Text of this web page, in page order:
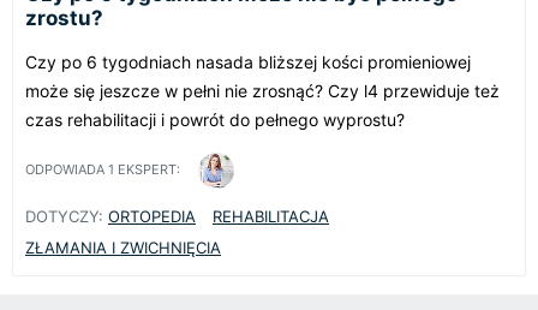
zrostu?
Czy po 6 tygodniach nasada bliższej kości promieniowej
może się jeszcze w pełni nie zrosnąć? Czy l4 przewiduje też
czas rehabilitacji i powrót do pełnego wyprostu?
ODPOWIADA 1 EKSPERT:
DOTYCZY: ORTOPEDIA
REHABILITACJA
ZŁAMANIA I ZWICHNIĘCIA